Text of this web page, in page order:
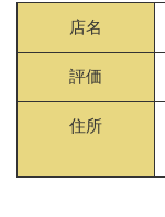
店名
評価
住所